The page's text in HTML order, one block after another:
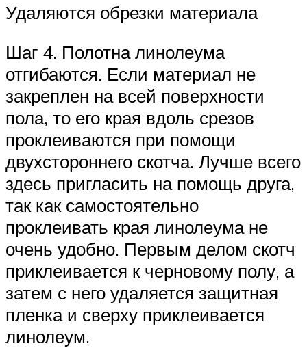
Удаляются обрезки материала
Шаг 4. Полотна линолеума
отгибаются. Если материал не
закреплен на всей поверхности
пола, то его края вдоль срезов
проклеиваются при помощи
двухстороннего скотча. Лучше всего
здесь пригласить на помощь друга,
так как самостоятельно
проклеивать края линолеума не
очень удобно. Первым делом скотч
приклеивается к черновому полу, а
затем с него удаляется защитная
пленка и сверху приклеивается
линолеум.